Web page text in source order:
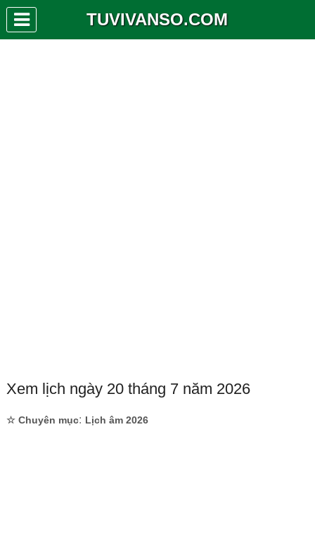
TUVIVANSO.COM
Xem lịch ngày 20 tháng 7 năm 2026
☆ Chuyên mục: Lịch âm 2026